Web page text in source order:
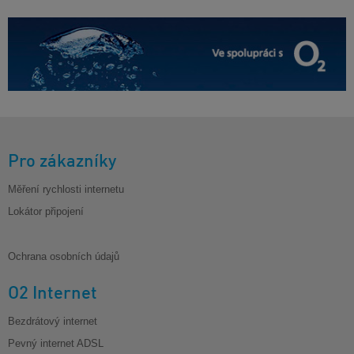
Pro zákazníky
Měření rychlosti internetu
Lokátor připojení
Ochrana osobních údajů
O2 Internet
Bezdrátový internet
Pevný internet ADSL